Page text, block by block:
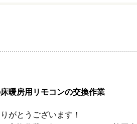
暖房用リモコンの交換作業
がとうございます！